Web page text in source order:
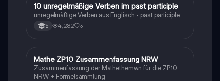
1 Englisch
10 unregelmäßige Verben im past participle
unregelmäßige Verben aus Englisch - past participle
6 4,282 3
Mathe
Mathe ZP10 Zusammenfassung NRW
Zusammenfassung der Mathethemwn für die ZP10
NRW + Formelsammlung